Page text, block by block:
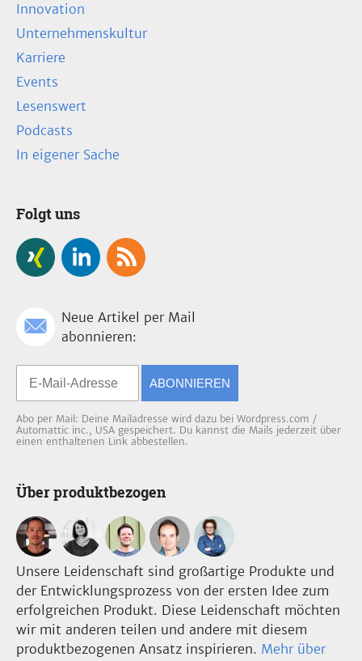
Innovation
Unternehmenskultur
Karriere
Events
Lesenswert
Podcasts
In eigener Sache
Folgt uns
Neue Artikel per Mail
abonnieren:
ABONNIEREN
Abo per Mail: Deine Mailadresse wird dazu bei Wordpress.com /
Automattic inc., USA gespeichert. Du kannst die Mails jederzeit über
einen enthaltenen Link abbestellen.
Über produktbezogen
Unsere Leidenschaft sind großartige Produkte und
der Entwicklungsprozess von der ersten Idee zum
erfolgreichen Produkt. Diese Leidenschaft möchten
wir mit anderen teilen und andere mit diesem
produktbezogenen Ansatz inspirieren. Mehr über